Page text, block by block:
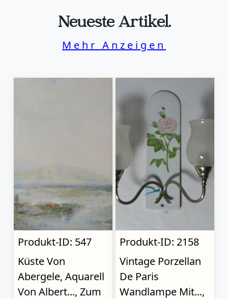
Neueste Artikel.
Mehr Anzeigen
Produkt-ID: 547
Küste Von
Abergele, Aquarell
Von Albert..., Zum
Produkt-ID: 2158
Vintage Porzellan
De Paris
Wandlampe Mit...,